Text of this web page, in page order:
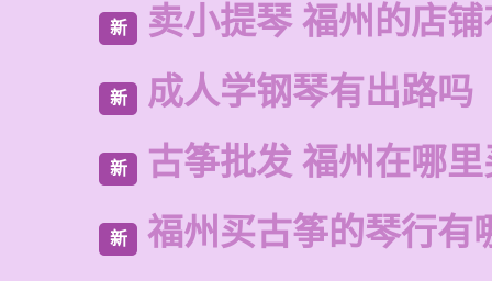
新 卖小提琴 福州的店
新 成人学钢琴有出路吗
新 古筝批发 福州在哪
新 福州买古筝的琴行有